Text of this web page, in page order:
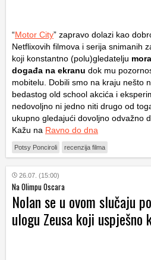
“Motor City” zapravo dolazi kao
Netflixovih filmova i serija snimanih
koji konstantno (polu)gledatelju
događa na ekranu dok mu
mobitelu. Dobili smo na kraju nešto
bedastog old school akcića i
nedovoljno ni jedno niti drugo od
ukupno gledajući dovoljno odvažno
Kažu na Ravno do dna
Potsy Ponciroli recenzija filma
26.07. (15:00)
Na Olimpu Oscara
Nolan se u ovom slučaju
ulogu Zeusa koji